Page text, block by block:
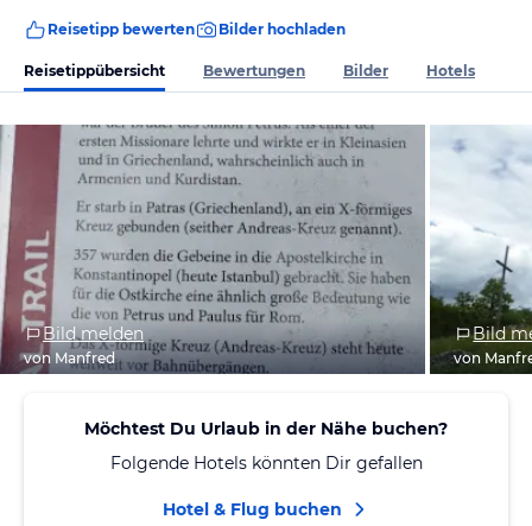
Reisetipp bewerten Bilder hochladen
Reisetippübersicht Bewertungen Bilder Hotels
Bild melden
von Manfred
Bild
von
Möchtest Du Urlaub in der Nähe buchen?
Folgende Hotels könnten Dir gefallen
Hotel & Flug buchen